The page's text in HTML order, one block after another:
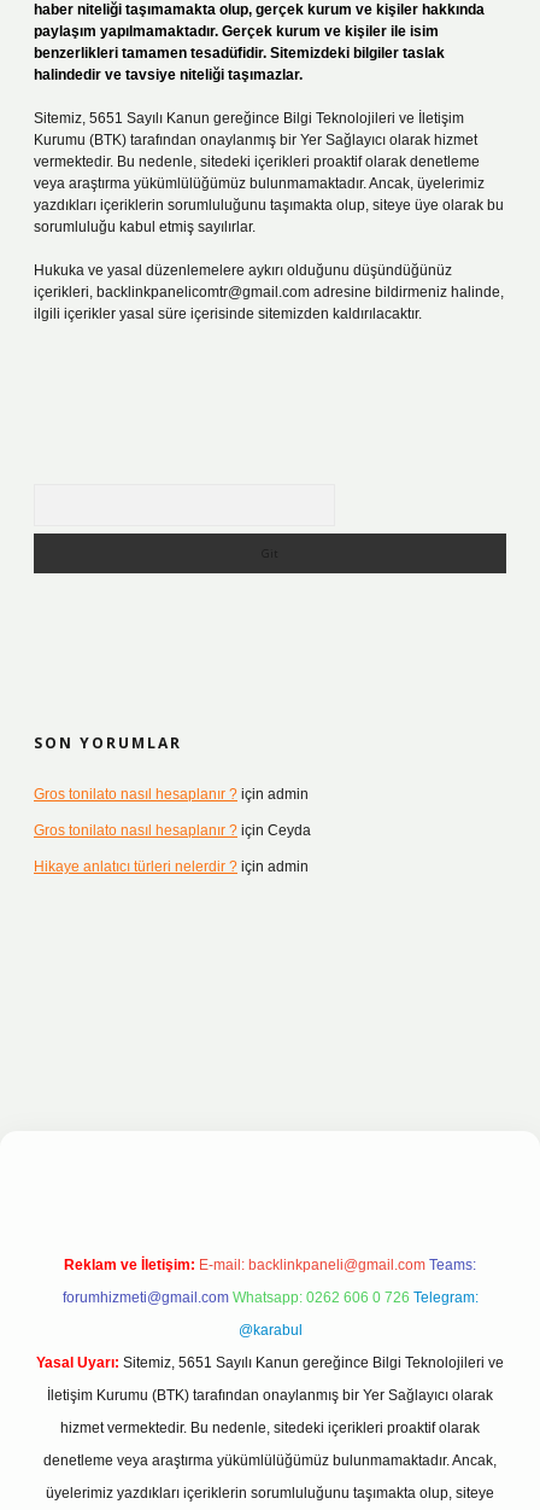
haber niteliği taşımamakta olup, gerçek kurum ve kişiler hakkında
paylaşım yapılmamaktadır. Gerçek kurum ve kişiler ile isim
benzerlikleri tamamen tesadüfidir. Sitemizdeki bilgiler taslak
halindedir ve tavsiye niteliği taşımazlar.
Sitemiz, 5651 Sayılı Kanun gereğince Bilgi Teknolojileri ve İletişim
Kurumu (BTK) tarafından onaylanmış bir Yer Sağlayıcı olarak hizmet
vermektedir. Bu nedenle, sitedeki içerikleri proaktif olarak denetleme
veya araştırma yükümlülüğümüz bulunmamaktadır. Ancak, üyelerimiz
yazdıkları içeriklerin sorumluluğunu taşımakta olup, siteye üye olarak bu
sorumluluğu kabul etmiş sayılırlar.
Hukuka ve yasal düzenlemelere aykırı olduğunu düşündüğünüz
içerikleri, backlinkpanelicomtr@gmail.com adresine bildirmeniz halinde,
ilgili içerikler yasal süre içerisinde sitemizden kaldırılacaktır.
SON YORUMLAR
Gros tonilato nasıl hesaplanır ? için admin
Gros tonilato nasıl hesaplanır ? için Ceyda
Hikaye anlatıcı türleri nelerdir ? için admin
Reklam ve İletişim: E-mail: backlinkpaneli@gmail.com Teams:
forumhizmeti@gmail.com Whatsapp: 0262 606 0 726 Telegram:
@karabul
Yasal Uyarı: Sitemiz, 5651 Sayılı Kanun gereğince Bilgi Teknolojileri ve
İletişim Kurumu (BTK) tarafından onaylanmış bir Yer Sağlayıcı olarak
hizmet vermektedir. Bu nedenle, sitedeki içerikleri proaktif olarak
denetleme veya araştırma yükümlülüğümüz bulunmamaktadır. Ancak,
üyelerimiz yazdıkları içeriklerin sorumluluğunu taşımakta olup, siteye